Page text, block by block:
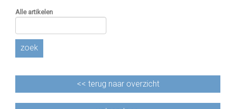
Alle artikelen
zoek
<< terug naar overzicht